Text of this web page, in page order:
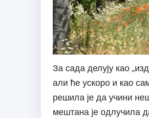
За сада делују као
али ће ускоро и као
решила је да учини
мештана је одлучила